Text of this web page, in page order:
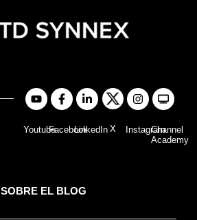
YoutubeFacebookLinkedIn X InstagramChannel
Academy
SOBRE EL BLOG